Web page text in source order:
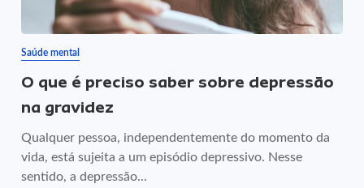
Saúde mental
O que é preciso saber sobre depressão
na gravidez
Qualquer pessoa, independentemente do momento da
vida, está sujeita a um episódio depressivo. Nesse
sentido, a depressão...